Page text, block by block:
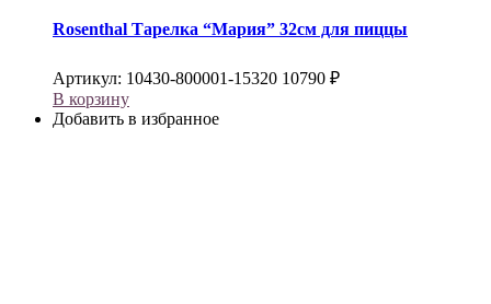
Rosenthal Тарелка “Мария” 32см для пиццы
Артикул: 10430-800001-15320 10790 ₽
В корзину
Добавить в избранное